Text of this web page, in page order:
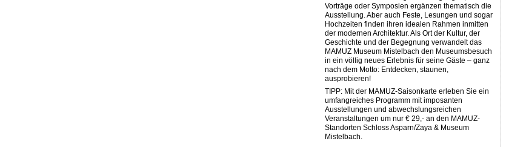
Vorträge oder Symposien ergänzen thematisch die
Ausstellung. Aber auch Feste, Lesungen und sogar
Hochzeiten finden ihren idealen Rahmen inmitten
der modernen Architektur. Als Ort der Kultur, der
Geschichte und der Begegnung verwandelt das
MAMUZ Museum Mistelbach den Museumsbesuch
in ein völlig neues Erlebnis für seine Gäste – ganz
nach dem Motto: Entdecken, staunen,
ausprobieren!
TIPP: Mit der MAMUZ-Saisonkarte erleben Sie ein
umfangreiches Programm mit imposanten
Ausstellungen und abwechslungsreichen
Veranstaltungen um nur € 29,- an den MAMUZ-
Standorten Schloss Asparn/Zaya & Museum
Mistelbach.